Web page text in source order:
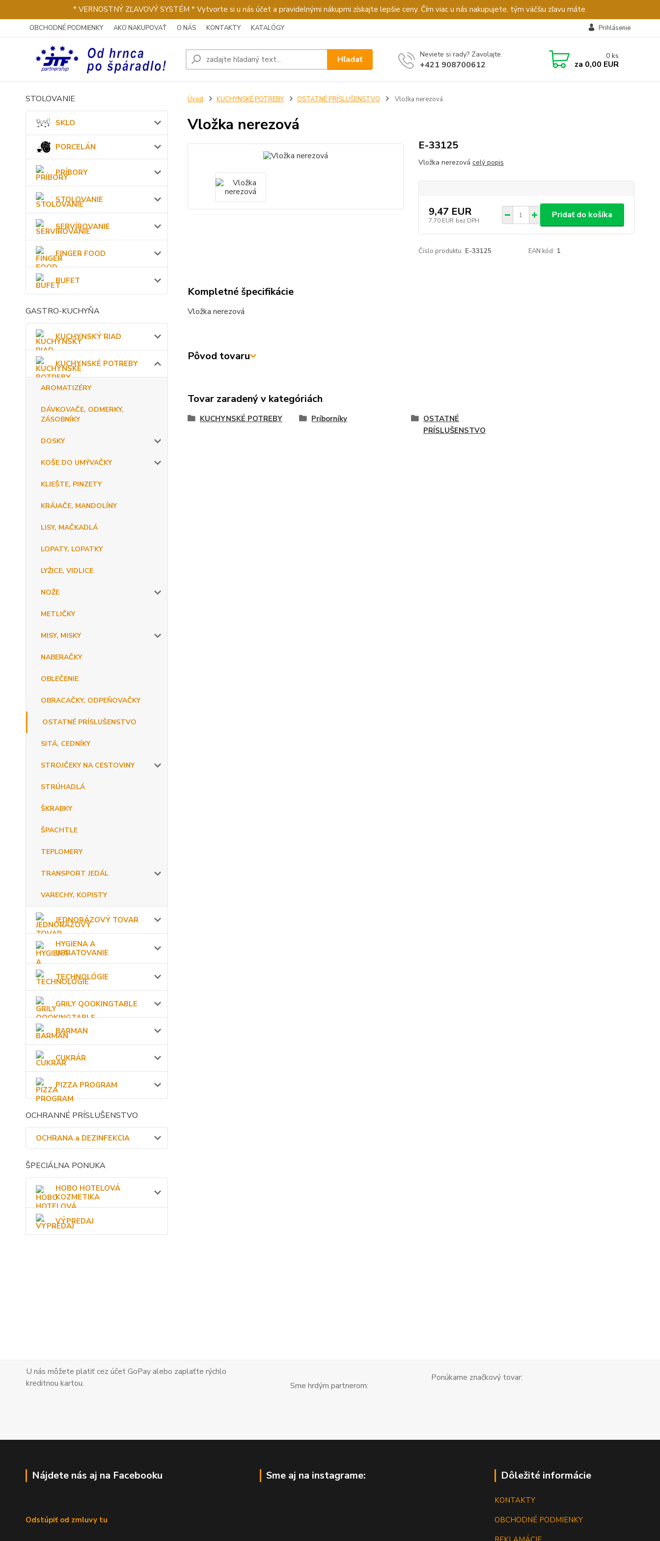
* VERNOSTNÝ ZĽAVOVÝ SYSTÉM * Vytvorte si u nás účet a pravidelnými nákupmi získajte lepšie ceny. Čím viac u nás nakupujete, tým väčšiu zľavu máte.
OBCHODNÉ PODMIENKY AKO NAKUPOVAŤ O NÁS KONTAKTY KATALÓGY Prihlásenie
Hľadať Neviete si rady? Zavolajte.
+421 908700612
0 ks
za 0,00 EUR
STOLOVANIE
SKLO
PORCELÁN
PRÍBORY
STOLOVANIE
SERVÍROVANIE
FINGER FOOD
BUFET
GASTRO-KUCHYŇA
KUCHYNSKÝ RIAD
KUCHYNSKÉ POTREBY
AROMATIZÉRY
DÁVKOVAČE, ODMERKY,
ZÁSOBNÍKY
DOSKY
KOŠE DO UMÝVAČKY
KLIEŠTE, PINZETY
KRÁJAČE, MANDOLÍNY
LISY, MAČKADLÁ
LOPATY, LOPATKY
LYŽICE, VIDLICE
NOŽE
METLIČKY
MISY, MISKY
NABERAČKY
OBLEČENIE
OBRACAČKY, ODPEŇOVAČKY
OSTATNÉ PRÍSLUŠENSTVO
SITÁ, CEDNÍKY
STROJČEKY NA CESTOVINY
STRÚHADLÁ
ŠKRABKY
ŠPACHTLE
TEPLOMERY
TRANSPORT JEDÁL
VARECHY, KOPISTY
JEDNORÁZOVÝ TOVAR
HYGIENA A
UPRATOVANIE
TECHNOLÓGIE
GRILY QOOKINGTABLE
BARMAN
CUKRÁR
PIZZA PROGRAM
OCHRANNÉ PRÍSLUŠENSTVO
OCHRANA a DEZINFEKCIA
ŠPECIÁLNA PONUKA
HOBO HOTELOVÁ
KOZMETIKA
VÝPREDAJ
Úvod KUCHYNSKÉ POTREBY OSTATNÉ PRÍSLUŠENSTVO Vložka nerezová
Vložka nerezová
E-33125
Vložka nerezová celý popis
9,47 EUR
7,70 EUR bez DPH
Pridať do košíka
Číslo produktu: E-33125 EAN kód: 1
Kompletné špecifikácie
Vložka nerezová
Pôvod tovaru
Tovar zaradený v kategóriách
KUCHYNSKÉ POTREBY Príborníky
OSTATNÉ
PRÍSLUŠENSTVO
U nás môžete platiť cez účet GoPay alebo zaplaťte rýchlo
kreditnou kartou.
Sme hrdým partnerom:
Ponúkame značkový tovar:
Nájdete nás aj na Facebooku
Odstúpiť od zmluvy tu
Sme aj na instagrame: Dôležité informácie
KONTAKTY
OBCHODNÉ PODMIENKY